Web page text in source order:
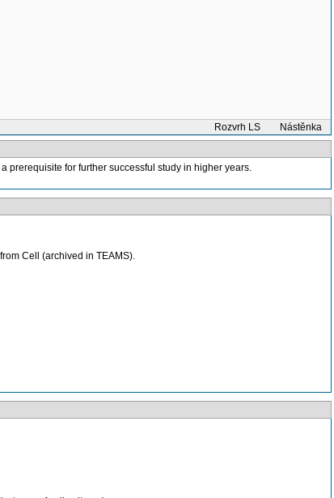
Rozvrh LS
Nástěnka
prerequisite for further successful study in higher years.
Cell (archived in TEAMS).